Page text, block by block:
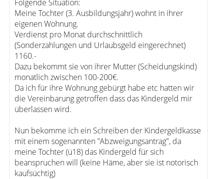
Folgende Situation:
Meine Tochter (3. Ausbildungsjahr) wohnt in ihrer
eigenen Wohnung.
Verdienst pro Monat durchschnittlich
(Sonderzahlungen und Urlaubsgeld eingerechnet)
1160.-
Dazu bekommt sie von ihrer Mutter (Scheidungskind)
monatlich zwischen 100-200€.
Da ich für ihre Wohnung gebürgt habe etc hatten wir
die Vereinbarung getroffen dass das Kindergeld mir
überlassen wird.
Nun bekomme ich ein Schreiben der Kindergeldkasse
mit einem sogenannten "Abzweigungsantrag", da
meine Tochter (ü18) das Kindergeld für sich
beanspruchen will (keine Häme, aber sie ist notorisch
kaufsüchtig)